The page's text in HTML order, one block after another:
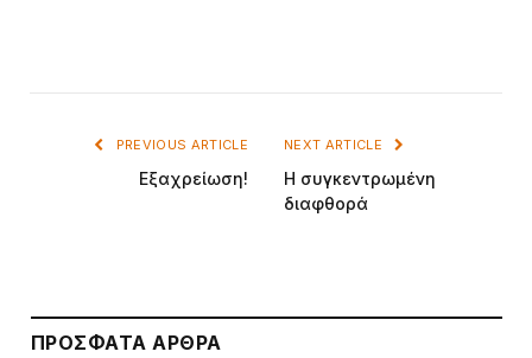
PREVIOUS ARTICLE
Εξαχρείωση!
NEXT ARTICLE
Η συγκεντρωμένη
διαφθορά
ΠΡΌΣΦΑΤΑ ΆΡΘΡΑ